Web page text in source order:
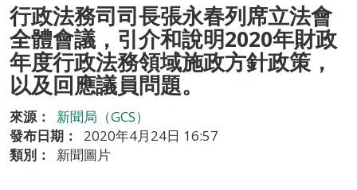
行政法務司司長張永春列席立法會
全體會議，引介和說明2020年財政
年度行政法務領域施政方針政策，
以及回應議員問題。
來源：
新聞局（GCS）
發布日期：
2020年4月24日 16:57
類別：
新聞圖片